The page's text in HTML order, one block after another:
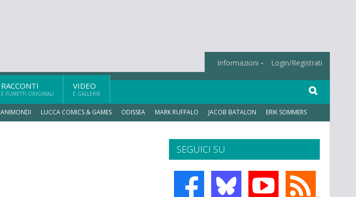
Informazioni Login/Registrati
RACCONTI
E FUMETTI ORIGINALI
VIDEO
E GALLERIE
LUCCA COMICS & GAMES ODISSEA MARK RUFFALO JACOB BATALON ERIK SOMMERS
SEGUICI SU